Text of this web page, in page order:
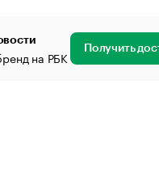
на РБК Получить